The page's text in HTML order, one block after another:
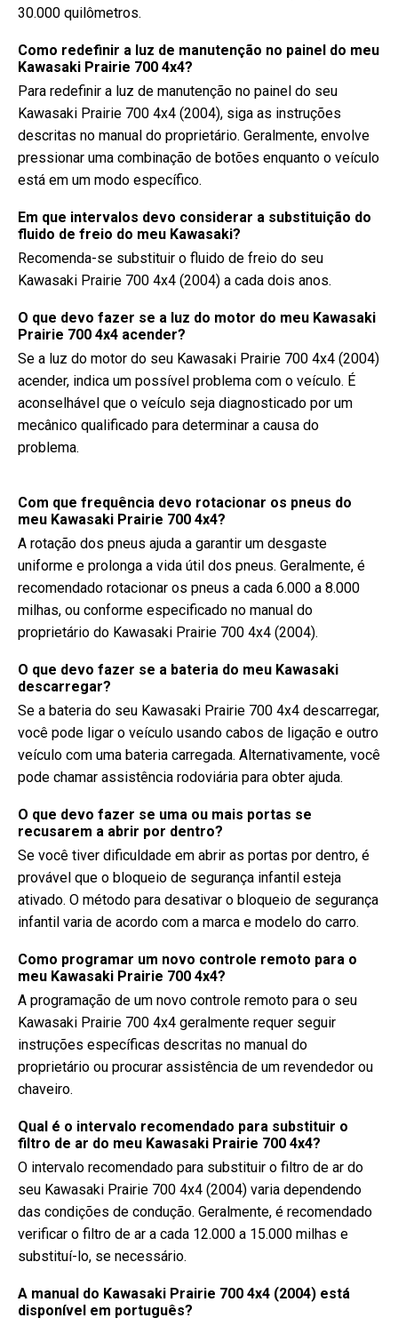
30.000 quilômetros.
Como redefinir a luz de manutenção no painel do meu
Kawasaki Prairie 700 4x4?
Para redefinir a luz de manutenção no painel do seu
Kawasaki Prairie 700 4x4 (2004), siga as instruções
descritas no manual do proprietário. Geralmente, envolve
pressionar uma combinação de botões enquanto o veículo
está em um modo específico.
Em que intervalos devo considerar a substituição do
fluido de freio do meu Kawasaki?
Recomenda-se substituir o fluido de freio do seu
Kawasaki Prairie 700 4x4 (2004) a cada dois anos.
O que devo fazer se a luz do motor do meu Kawasaki
Prairie 700 4x4 acender?
Se a luz do motor do seu Kawasaki Prairie 700 4x4 (2004)
acender, indica um possível problema com o veículo. É
aconselhável que o veículo seja diagnosticado por um
mecânico qualificado para determinar a causa do
problema.
Com que frequência devo rotacionar os pneus do
meu Kawasaki Prairie 700 4x4?
A rotação dos pneus ajuda a garantir um desgaste
uniforme e prolonga a vida útil dos pneus. Geralmente, é
recomendado rotacionar os pneus a cada 6.000 a 8.000
milhas, ou conforme especificado no manual do
proprietário do Kawasaki Prairie 700 4x4 (2004).
O que devo fazer se a bateria do meu Kawasaki
descarregar?
Se a bateria do seu Kawasaki Prairie 700 4x4 descarregar,
você pode ligar o veículo usando cabos de ligação e outro
veículo com uma bateria carregada. Alternativamente, você
pode chamar assistência rodoviária para obter ajuda.
O que devo fazer se uma ou mais portas se
recusarem a abrir por dentro?
Se você tiver dificuldade em abrir as portas por dentro, é
provável que o bloqueio de segurança infantil esteja
ativado. O método para desativar o bloqueio de segurança
infantil varia de acordo com a marca e modelo do carro.
Como programar um novo controle remoto para o
meu Kawasaki Prairie 700 4x4?
A programação de um novo controle remoto para o seu
Kawasaki Prairie 700 4x4 geralmente requer seguir
instruções específicas descritas no manual do
proprietário ou procurar assistência de um revendedor ou
chaveiro.
Qual é o intervalo recomendado para substituir o
filtro de ar do meu Kawasaki Prairie 700 4x4?
O intervalo recomendado para substituir o filtro de ar do
seu Kawasaki Prairie 700 4x4 (2004) varia dependendo
das condições de condução. Geralmente, é recomendado
verificar o filtro de ar a cada 12.000 a 15.000 milhas e
substituí-lo, se necessário.
A manual do Kawasaki Prairie 700 4x4 (2004) está
disponível em português?